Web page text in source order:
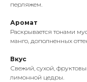
перляжем.
Аромат
Раскрывается тонами
манго, дополненных
Вкус
Свежий, сухой,
лимонной цедры.